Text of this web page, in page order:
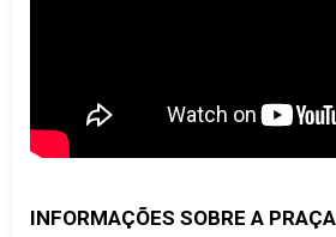
INFORMAÇÕES SOBRE A